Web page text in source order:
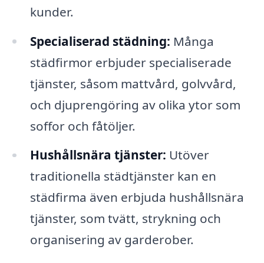
kunder.
Specialiserad städning: Många
städfirmor erbjuder specialiserade
tjänster, såsom mattvård, golvvård,
och djuprengöring av olika ytor som
soffor och fåtöljer.
Hushållsnära tjänster: Utöver
traditionella städtjänster kan en
städfirma även erbjuda hushållsnära
tjänster, som tvätt, strykning och
organisering av garderober.